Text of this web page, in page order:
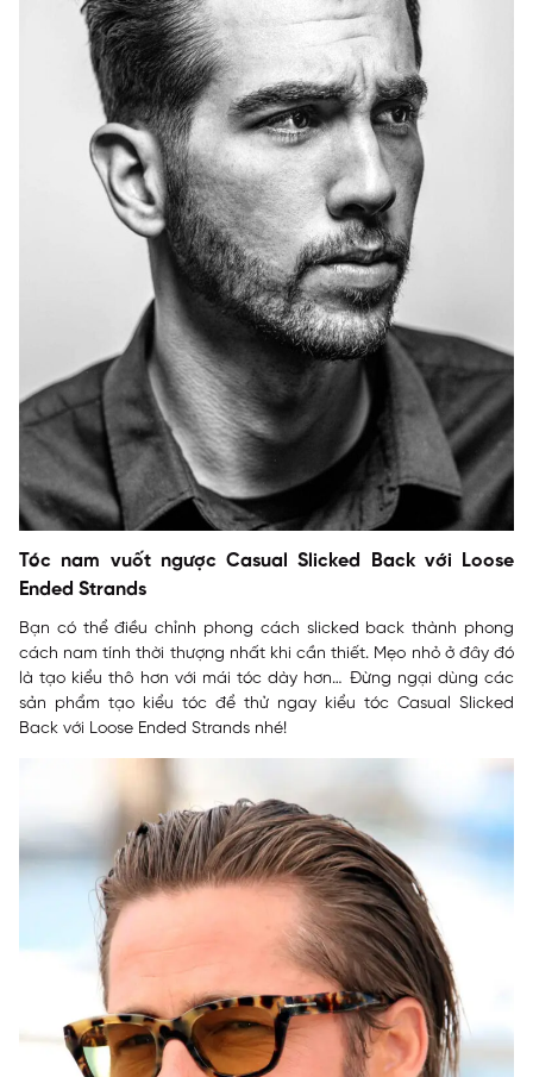
Tóc nam vuốt ngược Casual Slicked Back với Loose
Ended Strands
Bạn có thể điều chỉnh phong cách slicked back thành phong
cách nam tính thời thượng nhất khi cần thiết. Mẹo nhỏ ở đây đó
là tạo kiểu thô hơn với mái tóc dày hơn… Đừng ngại dùng các
sản phẩm tạo kiểu tóc để thử ngay kiểu tóc Casual Slicked
Back với Loose Ended Strands nhé!